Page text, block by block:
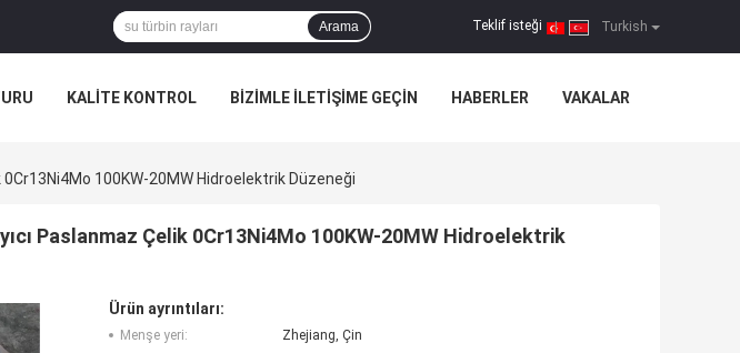
Turkish
Teklif isteği |
Arama
KALITE KONTROL BIZIMLE ILETIŞIME GEÇIN HABERLER VAKALAR
100KW-20MW Hidroelektrik Düzeneği
Paslanmaz Çelik 0Cr13Ni4Mo 100KW-20MW Hidroelektrik
Ürün ayrıntıları:
Menşe yeri:
Zhejiang, Çin